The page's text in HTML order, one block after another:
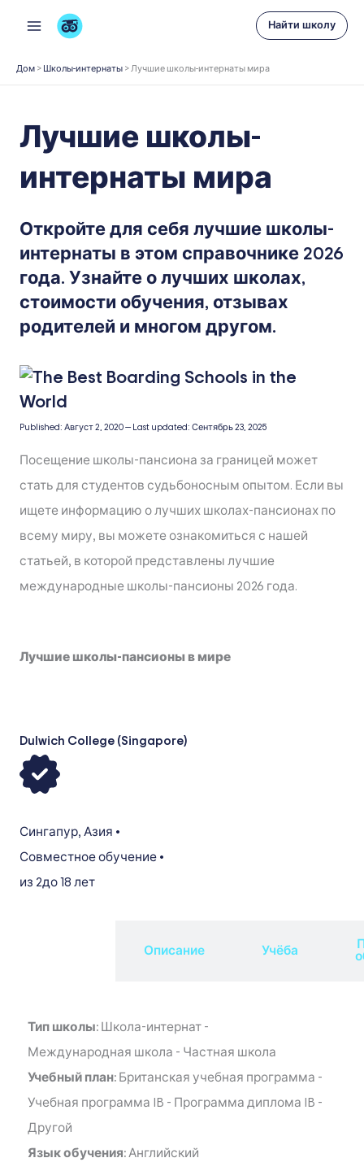
содержимому
Найти школу
Дом > Школы-интернаты > Лучшие школы-интернаты мира
Лучшие школы-
интернаты мира
Откройте для себя лучшие школы-
интернаты в этом справочнике 2026
года. Узнайте о лучших школах,
стоимости обучения, отзывах
родителей и многом другом.
Published: Август 2, 2020— Last updated: Сентябрь 23, 2025
Посещение школы-пансиона за границей может
стать для студентов судьбоносным опытом. Если вы
ищете информацию о лучших школах-пансионах по
всему миру, вы можете ознакомиться с нашей
статьей, в которой представлены лучшие
международные школы-пансионы 2026 года.
Лучшие школы-пансионы в мире
Dulwich College (Singapore)
Сингапур, Азия •
Совместное обучение •
из 2до 18 лет
Описание Учёба
Тип школы: Школа-интернат -
Международная школа - Частная школа
Учебный план: Британская учебная программа -
Учебная программа IB - Программа диплома IB -
Другой
Язык обучения: Английский